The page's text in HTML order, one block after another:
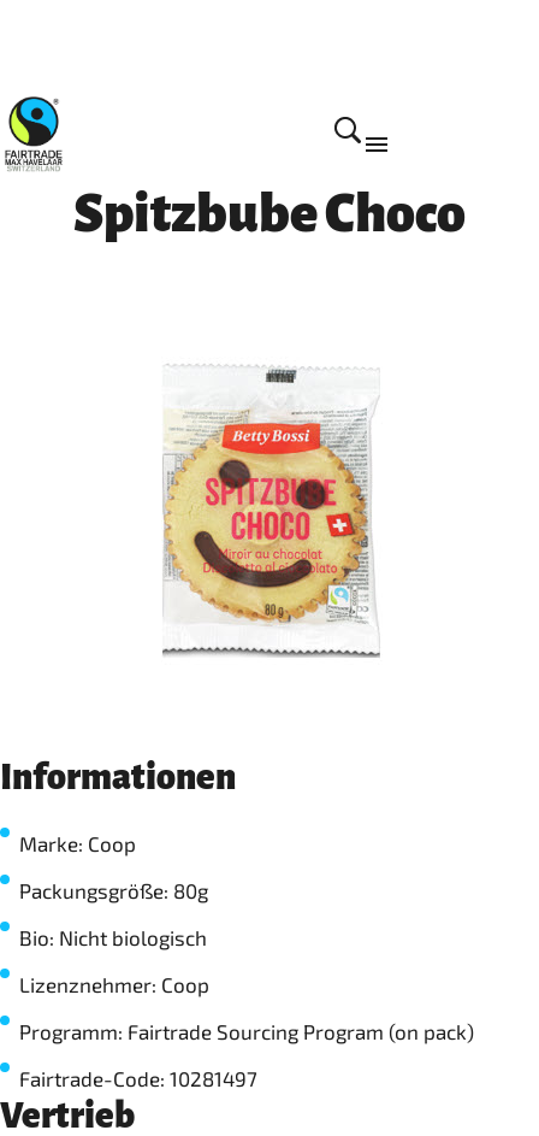
Home
Spitzbube Choco
Informationen
Marke: Coop
Packungsgröße: 80g
Bio: Nicht biologisch
Lizenznehmer: Coop
Programm: Fairtrade Sourcing Program (on pack)
Fairtrade-Code: 10281497
Vertrieb